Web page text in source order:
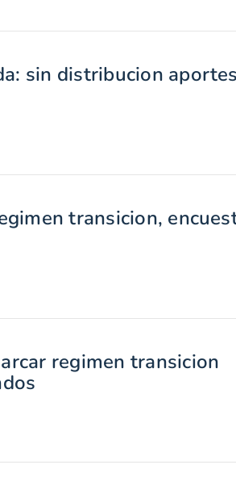
sin distribucion
transicion,
regimen transicion